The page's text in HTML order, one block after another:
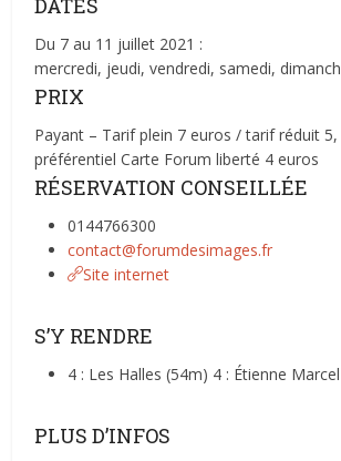
DATES
Du 7 au 11 juillet 2021 :
mercredi, jeudi, vendredi, samedi,
PRIX
Payant – Tarif plein 7 euros / tarif réduit
préférentiel Carte Forum liberté 4 euros
RÉSERVATION CONSEILLÉE
0144766300
contact@forumdesimages.fr
Site internet
S’Y RENDRE
4 : Les Halles (54m) 4 : Étienne
PLUS D’INFOS